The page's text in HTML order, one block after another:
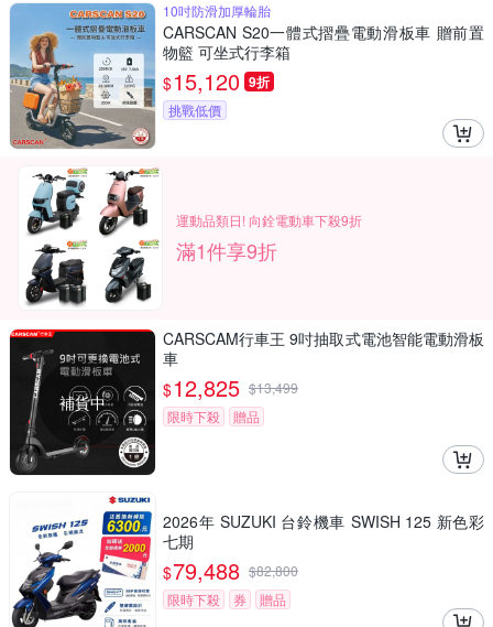
10吋防滑加厚輪胎
CARSCAN S20一體式摺疊電動滑板車 贈前置
物籃 可坐式行李箱
$15,120 9折
挑戰低價
運動品類日! 向銓電動車下殺9折
滿1件享9折
補貨中
CARSCAM行車王 9吋抽取式電池智能電動滑板
車
$12,825 $13,499
限時下殺
贈品
2026年 SUZUKI 台鈴機車 SWISH 125 新色彩
七期
$79,488 $82,800
限時下殺
券 贈品